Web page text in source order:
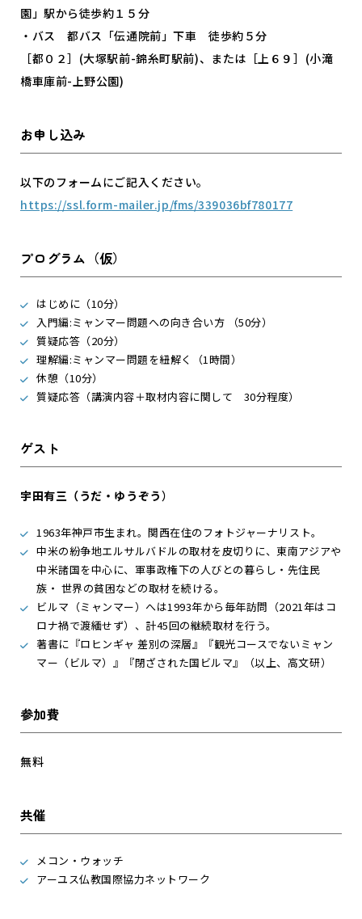
園」駅から徒歩約１５分
・バス 都バス「伝通院前」下車 徒歩約５分
［都０２］(大塚駅前-錦糸町駅前)、または［上６９］(小滝
橋車庫前-上野公園)
お申し込み
以下のフォームにご記入ください。
https://ssl.form-mailer.jp/fms/339036bf780177
プログラム（仮）
はじめに（10分）
入門編:ミャンマー問題への向き合い方 （50分）
質疑応答（20分）
理解編:ミャンマー問題を紐解く（1時間）
休憩（10分）
質疑応答（講演内容＋取材内容に関して 30分程度）
ゲスト
宇田有三（うだ・ゆうぞう）
1963年神戸市生まれ。関西在住のフォトジャーナリスト。
中米の紛争地エルサルバドルの取材を皮切りに、東南アジアや
中米諸国を中心に、軍事政権下の人びとの暮らし・先住民
族・ 世界の貧困などの取材を続ける。
ビルマ（ミャンマー）へは1993年から毎年訪問（2021年はコ
ロナ禍で渡緬せず）、計45回の継続取材を行う。
著書に『ロヒンギャ 差別の深層』『観光コースでないミャン
マー（ビルマ）』『閉ざされた国ビルマ』（以上、高文研）
参加費
無料
共催
メコン・ウォッチ
アーユス仏教国際協力ネットワーク